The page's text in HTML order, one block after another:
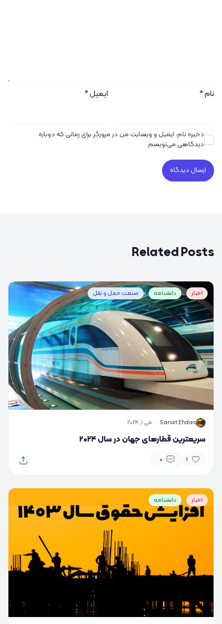
نام* ایمیل*
ذخیره نام، ایمیل و وبسایت من در مرورگر برای زمانی که دوباره
دیدگاهی می‌نویسم.
Related Posts
اخبار دانشنامه صنعت حمل و نقل
S
Sanat Ehdas
· می 1, 2024
سریعترین قطارهای جهان در سال ۲۰۲۴
1
0
اخبار دانشنامه